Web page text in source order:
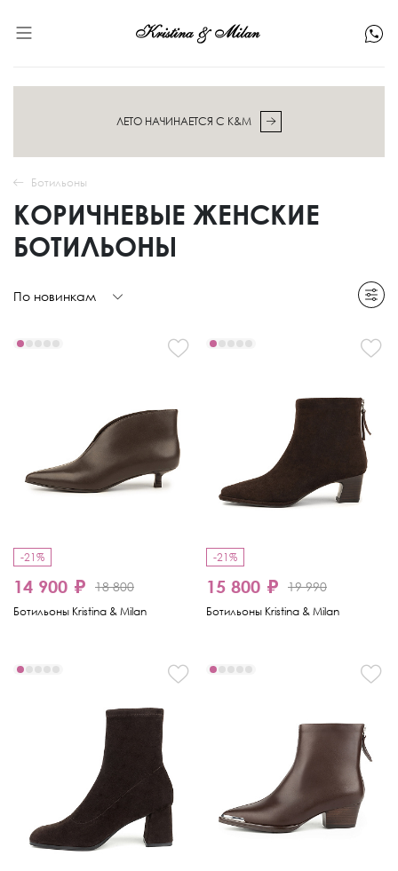
ЛЕТО НАЧИНАЕТСЯ С K&M
Ботильоны
КОРИЧНЕВЫЕ ЖЕНСКИЕ
БОТИЛЬОНЫ
По новинкам
-21%
14 900 ₽ 18 800
Ботильоны Kristina & Milan
-21%
15 800 ₽ 19 990
Ботильоны Kristina & Milan